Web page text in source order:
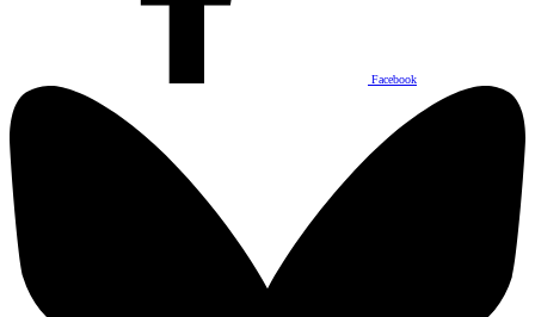
Facebook